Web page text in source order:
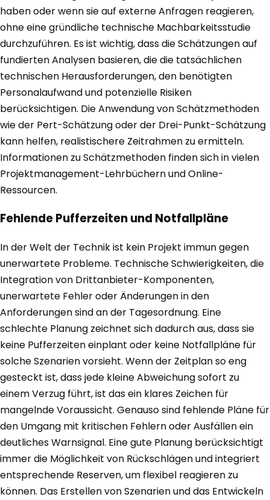
haben oder wenn sie auf externe Anfragen reagieren,
ohne eine gründliche technische Machbarkeitsstudie
durchzuführen. Es ist wichtig, dass die Schätzungen auf
fundierten Analysen basieren, die die tatsächlichen
technischen Herausforderungen, den benötigten
Personalaufwand und potenzielle Risiken
berücksichtigen. Die Anwendung von Schätzmethoden
wie der Pert-Schätzung oder der Drei-Punkt-Schätzung
kann helfen, realistischere Zeitrahmen zu ermitteln.
Informationen zu Schätzmethoden finden sich in vielen
Projektmanagement-Lehrbüchern und Online-
Ressourcen.
Fehlende Pufferzeiten und Notfallpläne
In der Welt der Technik ist kein Projekt immun gegen
unerwartete Probleme. Technische Schwierigkeiten, die
Integration von Drittanbieter-Komponenten,
unerwartete Fehler oder Änderungen in den
Anforderungen sind an der Tagesordnung. Eine
schlechte Planung zeichnet sich dadurch aus, dass sie
keine Pufferzeiten einplant oder keine Notfallpläne für
solche Szenarien vorsieht. Wenn der Zeitplan so eng
gesteckt ist, dass jede kleine Abweichung sofort zu
einem Verzug führt, ist das ein klares Zeichen für
mangelnde Voraussicht. Genauso sind fehlende Pläne für
den Umgang mit kritischen Fehlern oder Ausfällen ein
deutliches Warnsignal. Eine gute Planung berücksichtigt
immer die Möglichkeit von Rückschlägen und integriert
entsprechende Reserven, um flexibel reagieren zu
können. Das Erstellen von Szenarien und das Entwickeln